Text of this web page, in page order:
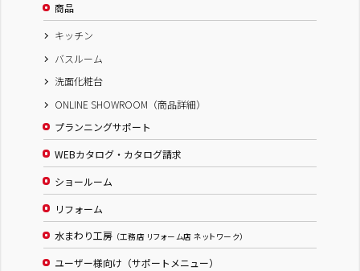
商品
キッチン
バスルーム
洗面化粧台
ONLINE SHOWROOM（商品詳細）
プランニングサポート
WEBカタログ・カタログ請求
ショールーム
リフォーム
水まわり工房 （工務店 リフォーム店 ネットワーク）
ユーザー様向け（サポートメニュー）